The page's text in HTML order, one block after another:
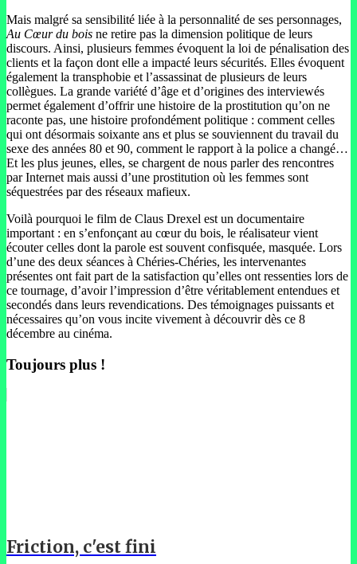
Mais malgré sa sensibilité liée à la personnalité de ses personnages,
Au Cœur du bois ne retire pas la dimension politique de leurs
discours. Ainsi, plusieurs femmes évoquent la loi de pénalisation des
clients et la façon dont elle a impacté leurs sécurités. Elles évoquent
également la transphobie et l’assassinat de plusieurs de leurs
collègues. La grande variété d’âge et d’origines des interviewés
permet également d’offrir une histoire de la prostitution qu’on ne
raconte pas, une histoire profondément politique : comment celles
qui ont désormais soixante ans et plus se souviennent du travail du
sexe des années 80 et 90, comment le rapport à la police a changé…
Et les plus jeunes, elles, se chargent de nous parler des rencontres
par Internet mais aussi d’une prostitution où les femmes sont
séquestrées par des réseaux mafieux.
Voilà pourquoi le film de Claus Drexel est un documentaire
important : en s’enfonçant au cœur du bois, le réalisateur vient
écouter celles dont la parole est souvent confisquée, masquée. Lors
d’une des deux séances à Chéries-Chéries, les intervenantes
présentes ont fait part de la satisfaction qu’elles ont ressenties lors de
ce tournage, d’avoir l’impression d’être véritablement entendues et
secondés dans leurs revendications. Des témoignages puissants et
nécessaires qu’on vous incite vivement à découvrir dès ce 8
décembre au cinéma.
Toujours plus !
Friction, c'est fini